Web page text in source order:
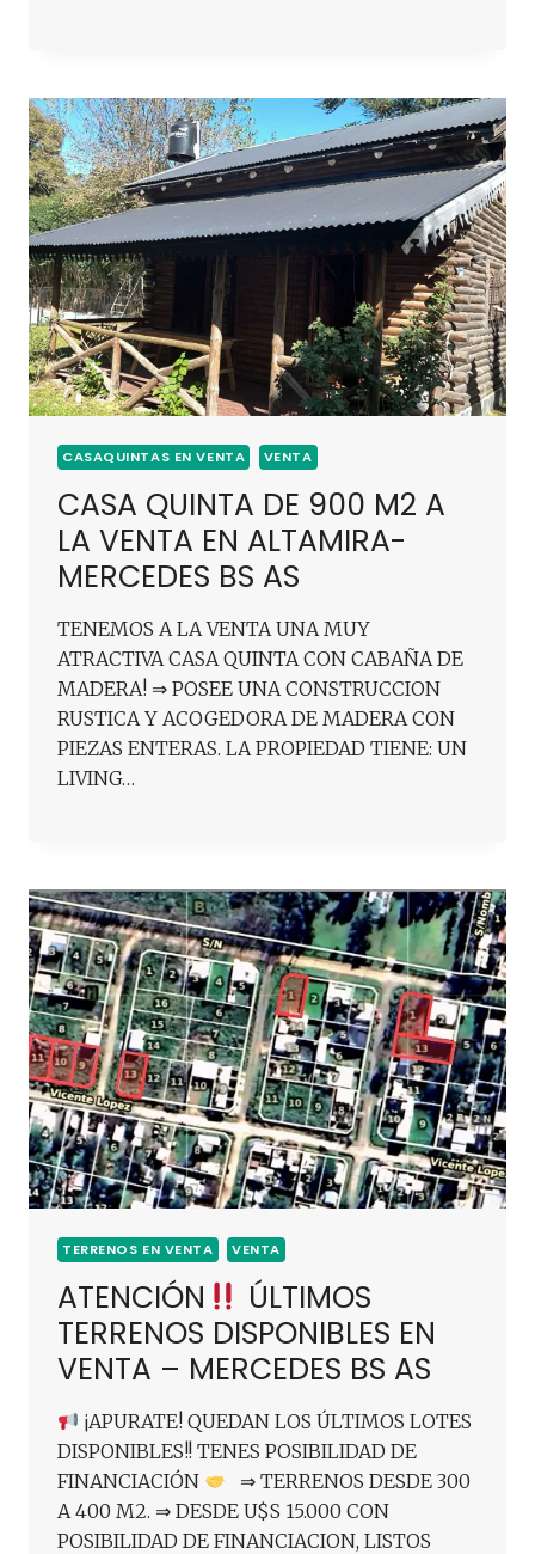
CASAQUINTAS EN VENTA VENTA
CASA QUINTA DE 900 M2 A
LA VENTA EN ALTAMIRA-
MERCEDES BS AS
TENEMOS A LA VENTA UNA MUY
ATRACTIVA CASA QUINTA CON CABAÑA DE
MADERA! ⇒ POSEE UNA CONSTRUCCION
RUSTICA Y ACOGEDORA DE MADERA CON
PIEZAS ENTERAS. LA PROPIEDAD TIENE: UN
LIVING…
TERRENOS EN VENTA VENTA
ATENCIÓN
ÚLTIMOS
TERRENOS DISPONIBLES EN
VENTA – MERCEDES BS AS
¡APURATE! QUEDAN LOS ÚLTIMOS LOTES
DISPONIBLES!! TENES POSIBILIDAD DE
FINANCIACIÓN
⇒ TERRENOS DESDE 300
A 400 M2. ⇒ DESDE U$S 15.000 CON
POSIBILIDAD DE FINANCIACION, LISTOS